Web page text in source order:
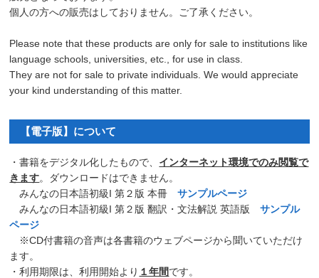
個人の方への販売はしておりません。ご了承ください。
Please note that these products are only for sale to institutions like
language schools, universities, etc., for use in class.
They are not for sale to private individuals. We would appreciate
your kind understanding of this matter.
【電子版】について
・書籍をデジタル化したもので、 インターネット環境でのみ閲覧で
きます。ダウンロードはできません。
みんなの日本語初級I 第２版 本冊サンプルページ
みんなの日本語初級I 第２版 翻訳・文法解説 英語版サンプル
ページ
※CD付書籍の音声は各書籍のウェブページから聞いていただけ
ます。
・利用期限は、利用開始より １年間です。